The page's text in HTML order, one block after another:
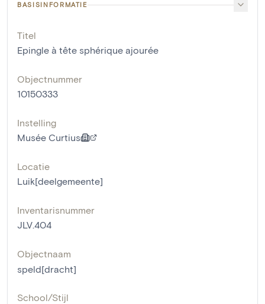
BASISINFORMATIE
Titel
Epingle à tête sphérique ajourée
Objectnummer
10150333
Instelling
Musée Curtius
Locatie
Luik[deelgemeente]
Inventarisnummer
JLV.404
Objectnaam
speld[dracht]
School/Stijl